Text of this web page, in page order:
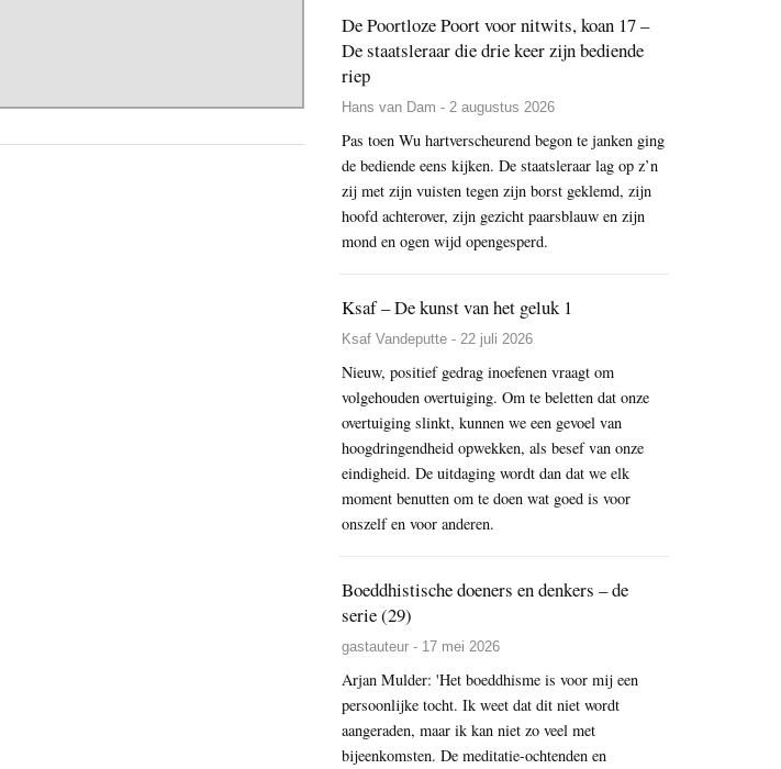
De Poortloze Poort voor nitwits, koan 17 –
De staatsleraar die drie keer zijn bediende
riep
Hans van Dam - 2 augustus 2026
Pas toen Wu hartverscheurend begon te janken ging
de bediende eens kijken. De staatsleraar lag op z’n
zij met zijn vuisten tegen zijn borst geklemd, zijn
hoofd achterover, zijn gezicht paarsblauw en zijn
mond en ogen wijd opengesperd.
Ksaf – De kunst van het geluk 1
Ksaf Vandeputte - 22 juli 2026
Nieuw, positief gedrag inoefenen vraagt om
volgehouden overtuiging. Om te beletten dat onze
overtuiging slinkt, kunnen we een gevoel van
hoogdringendheid opwekken, als besef van onze
eindigheid. De uitdaging wordt dan dat we elk
moment benutten om te doen wat goed is voor
onszelf en voor anderen.
Boeddhistische doeners en denkers – de
serie (29)
gastauteur - 17 mei 2026
Arjan Mulder: 'Het boeddhisme is voor mij een
persoonlijke tocht. Ik weet dat dit niet wordt
aangeraden, maar ik kan niet zo veel met
bijeenkomsten. De meditatie-ochtenden en